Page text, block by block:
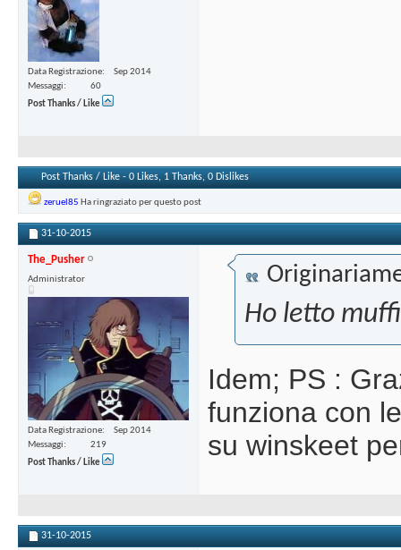
Data Registrazione
Sep 2014
Messaggi
60
Post Thanks / Like
Post Thanks / Like - 0 Likes, 1 Thanks, 0 Dislikes
zeruel85 Ha ringraziato per questo post
31-10-2015
The_Pusher
Administrator
Data Registrazione
Sep 2014
Messaggi
219
Post Thanks / Like
Ho letto
Idem; PS :
funziona con
su winskeet
31-10-2015